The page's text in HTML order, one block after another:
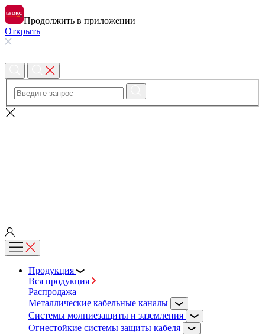
Продолжить в приложении
Открыть
Продукция
Вся продукция
Распродажа
Металлические кабельные каналы
Системы молниезащиты и заземления
Огнестойкие системы защиты кабеля